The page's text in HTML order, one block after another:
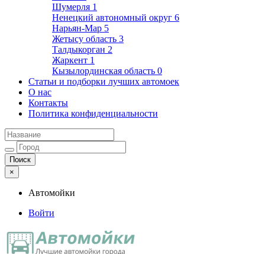
Шумерля 1
Ненецкий автономный округ 6
Нарьян-Мар 5
Жетысу область 3
Талдыкорган 2
Жаркент 1
Кызылординская область 0
Статьи и подборки лучших автомоек
О нас
Контакты
Политика конфиденциальности
×
Автомойки
Войти